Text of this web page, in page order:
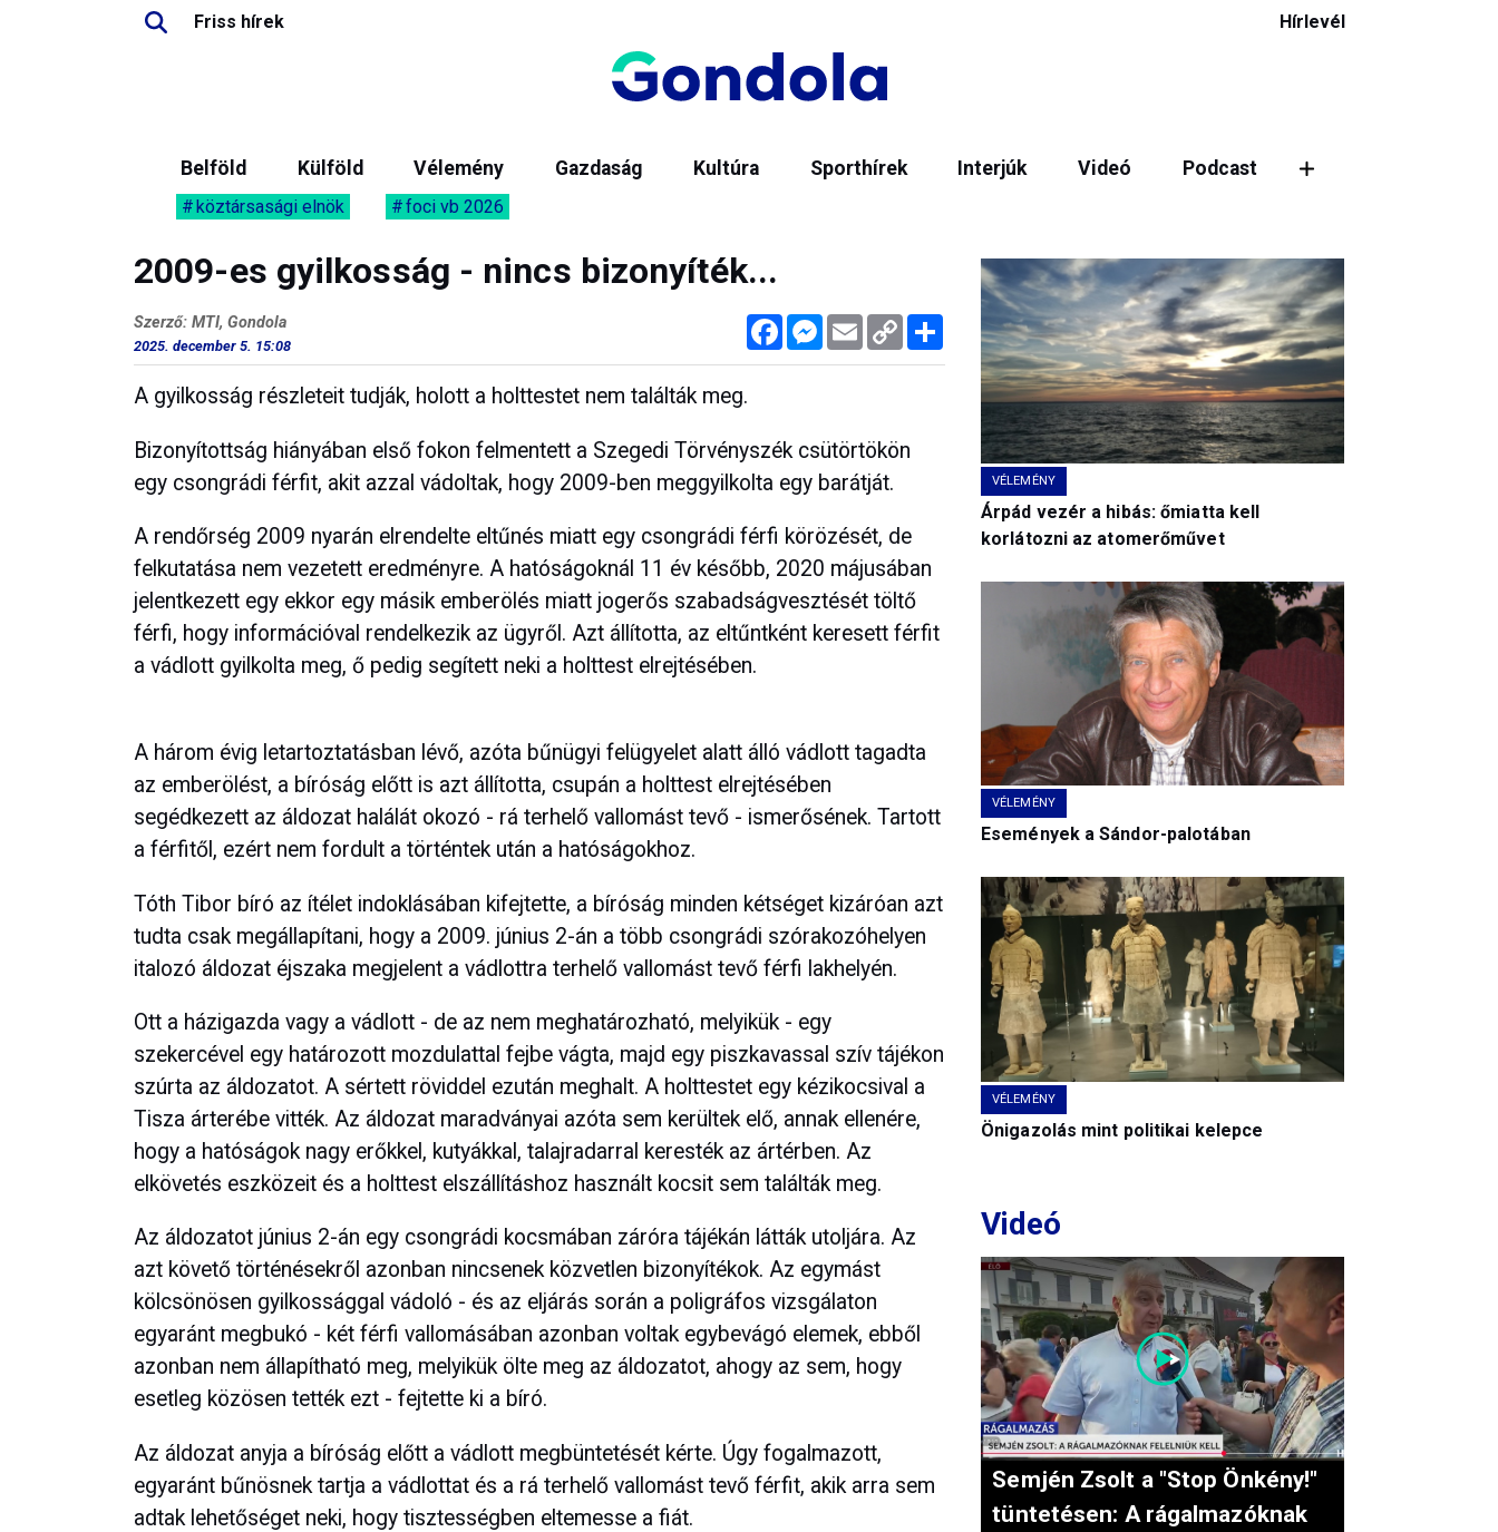
Friss hírek Hírlevél
Belföld Külföld Vélemény Gazdaság Kultúra Sporthírek Interjúk Videó Podcast
köztársasági elnök foci vb 2026
2009-es gyilkosság - nincs bizonyíték...
FacebookMessenger
Email Copy
Link
Megosztás
Szerző: MTI, Gondola
2025. december 5. 15:08
A gyilkosság részleteit tudják, holott a holttestet nem találták meg.
Bizonyítottság hiányában első fokon felmentett a Szegedi Törvényszék csütörtökön
egy csongrádi férfit, akit azzal vádoltak, hogy 2009-ben meggyilkolta egy barátját.
A rendőrség 2009 nyarán elrendelte eltűnés miatt egy csongrádi férfi körözését, de
felkutatása nem vezetett eredményre. A hatóságoknál 11 év később, 2020 májusában
jelentkezett egy ekkor egy másik emberölés miatt jogerős szabadságvesztését töltő
férfi, hogy információval rendelkezik az ügyről. Azt állította, az eltűntként keresett férfit
a vádlott gyilkolta meg, ő pedig segített neki a holttest elrejtésében.
A három évig letartoztatásban lévő, azóta bűnügyi felügyelet alatt álló vádlott tagadta
az emberölést, a bíróság előtt is azt állította, csupán a holttest elrejtésében
segédkezett az áldozat halálát okozó - rá terhelő vallomást tevő - ismerősének. Tartott
a férfitől, ezért nem fordult a történtek után a hatóságokhoz.
Tóth Tibor bíró az ítélet indoklásában kifejtette, a bíróság minden kétséget kizáróan azt
tudta csak megállapítani, hogy a 2009. június 2-án a több csongrádi szórakozóhelyen
italozó áldozat éjszaka megjelent a vádlottra terhelő vallomást tevő férfi lakhelyén.
Ott a házigazda vagy a vádlott - de az nem meghatározható, melyikük - egy
szekercével egy határozott mozdulattal fejbe vágta, majd egy piszkavassal szív tájékon
szúrta az áldozatot. A sértett röviddel ezután meghalt. A holttestet egy kézikocsival a
Tisza árterébe vitték. Az áldozat maradványai azóta sem kerültek elő, annak ellenére,
hogy a hatóságok nagy erőkkel, kutyákkal, talajradarral keresték az ártérben. Az
elkövetés eszközeit és a holttest elszállításhoz használt kocsit sem találták meg.
Az áldozatot június 2-án egy csongrádi kocsmában záróra tájékán látták utoljára. Az
azt követő történésekről azonban nincsenek közvetlen bizonyítékok. Az egymást
kölcsönösen gyilkossággal vádoló - és az eljárás során a poligráfos vizsgálaton
egyaránt megbukó - két férfi vallomásában azonban voltak egybevágó elemek, ebből
azonban nem állapítható meg, melyikük ölte meg az áldozatot, ahogy az sem, hogy
esetleg közösen tették ezt - fejtette ki a bíró.
Az áldozat anyja a bíróság előtt a vádlott megbüntetését kérte. Úgy fogalmazott,
egyaránt bűnösnek tartja a vádlottat és a rá terhelő vallomást tevő férfit, akik arra sem
adtak lehetőséget neki, hogy tisztességben eltemesse a fiát.
VÉLEMÉNY
Árpád vezér a hibás: őmiatta kell
korlátozni az atomerőművet
VÉLEMÉNY
Események a Sándor-palotában
VÉLEMÉNY
Önigazolás mint politikai kelepce
Videó
Semjén Zsolt a "Stop Önkény!"
tüntetésen: A rágalmazóknak